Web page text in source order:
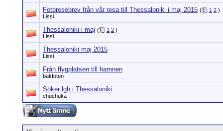
Fotoresebrev från vår resa till Thessaloniki i maj 2015 ( 1 2 )
Lissi
Thessaloniki i maj ( 1 2 )
Lissi
Thessaloniki maj 2015
Lissi
Från flygplatsen till hamnen
bakfoten
Söker lgh i Thessaloniki
chuchuka